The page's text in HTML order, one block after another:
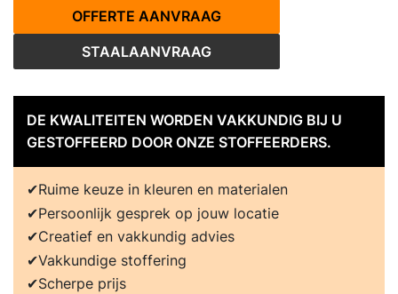
OFFERTE AANVRAAG
STAALAANVRAAG
DE KWALITEITEN WORDEN VAKKUNDIG BIJ U
GESTOFFEERD DOOR ONZE STOFFEERDERS.
Ruime keuze in kleuren en materialen
Persoonlijk gesprek op jouw locatie
Creatief en vakkundig advies
Vakkundige stoffering
Scherpe prijs